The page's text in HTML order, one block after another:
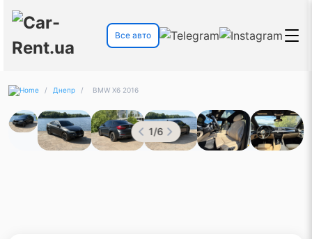
Все авто
/ Днепр / BMW X6 2016
1/6